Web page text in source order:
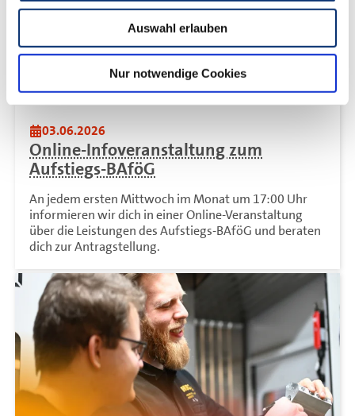
Auswahl erlauben
Nur notwendige Cookies
03.06.2026
Online-Infoveranstaltung zum
Aufstiegs-BAföG
An jedem ersten Mittwoch im Monat um 17:00 Uhr
informieren wir dich in einer Online-Veranstaltung
über die Leistungen des Aufstiegs-BAföG und beraten
dich zur Antragstellung.